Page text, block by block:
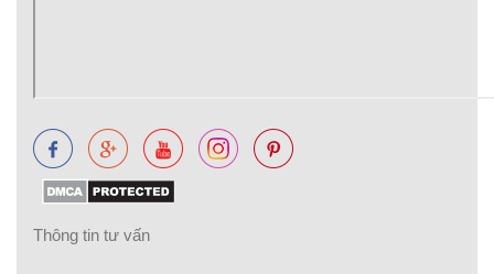
Thông tin tư vấn